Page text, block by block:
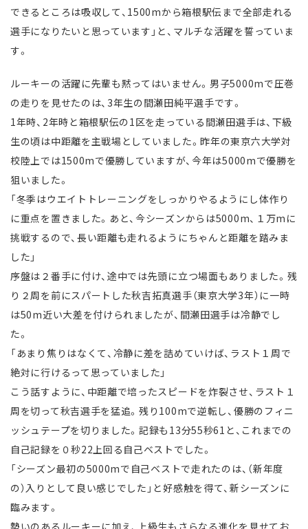
できるところは吸収して、1500mから箱根駅伝まで全部走れる
選手になりたいと思っています」と、マルチな活躍を誓っていま
す。
ルーキーの活躍に先輩も黙ってはいません。男子5000mで圧巻
の走りを見せたのは、3年生の間瀬田純平選手です。
1年時、2年時と箱根駅伝の1区を走っている間瀬田選手は、下級
生の頃は中距離を主戦場としていました。昨年の東京六大学対
校陸上では1500mで優勝していますが、今年は5000mで優勝を
狙いました。
「冬季はウエイトトレーニングをしっかりやるようにし体作り
に重点を置きました。あと、今シーズンからは5000m、１万mに
挑戦するので、長い距離も走れるようにちゃんと距離を踏みま
した」
序盤は２番手に付け、途中では先頭に立つ場面もありました。残
り２周を前にスパートした秋吉拓真選手（東京大学3年）に一時
は50m近い大差を付けられましたが、間瀬田選手は冷静でし
た。
「あまり焦りはなくて、冷静に差を詰めていけば、ラスト１周で
絶対に行けるって思っていました」
こう話すように、中距離で培ったスピードを炸裂させ、ラスト１
周を切って秋吉選手を猛追。残り100mで逆転し、優勝のフィニ
ッシュテープを切りました。記録も13分55秒61と、これまでの
自己記録を０秒22上回る自己ベストでした。
「シーズン最初の5000mで自己ベストで走れたのは、（新年度
の）入りとして良い感じでした」と好感触を得て、新シーズンに
臨みます。
勢いのあるルーキーに加え、上級生もさらなる進化を見せてお